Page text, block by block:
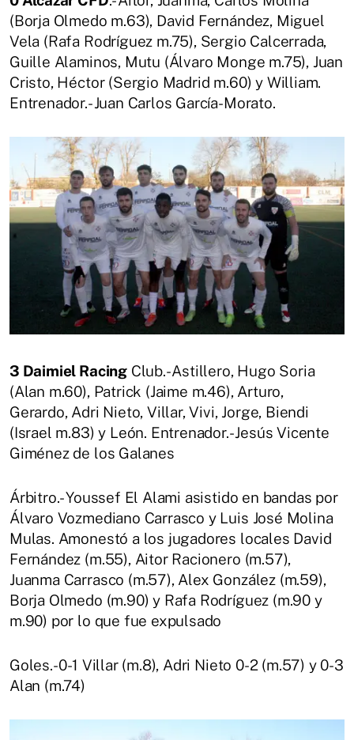
(Borja Olmedo m.63), David Fernández, Miguel
Vela (Rafa Rodríguez m.75), Sergio Calcerrada,
Guille Alaminos, Mutu (Álvaro Monge m.75), Juan
Cristo, Héctor (Sergio Madrid m.60) y William.
Entrenador.- Juan Carlos García-Morato.
3 Daimiel RacingClub.- Astillero, Hugo Soria
(Alan m.60), Patrick (Jaime m.46), Arturo,
Gerardo, Adri Nieto, Villar, Vivi, Jorge, Biendi
(Israel m.83) y León. Entrenador.- Jesús Vicente
Giménez de los Galanes
Árbitro.- Youssef El Alami asistido en bandas por
Álvaro Vozmediano Carrasco y Luis José Molina
Mulas. Amonestó a los jugadores locales David
Fernández (m.55), Aitor Racionero (m.57),
Juanma Carrasco (m.57), Alex González (m.59),
Borja Olmedo (m.90) y Rafa Rodríguez (m.90 y
m.90) por lo que fue expulsado
Goles.- 0-1 Villar (m.8), Adri Nieto 0-2 (m.57) y 0-3
Alan (m.74)